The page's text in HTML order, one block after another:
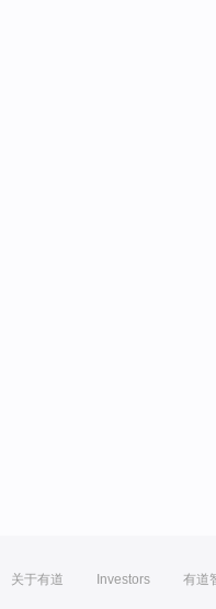
关于有道 Investors 有道